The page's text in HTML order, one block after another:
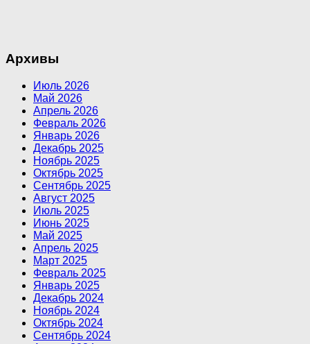
Архивы
Июль 2026
Май 2026
Апрель 2026
Февраль 2026
Январь 2026
Декабрь 2025
Ноябрь 2025
Октябрь 2025
Сентябрь 2025
Август 2025
Июль 2025
Июнь 2025
Май 2025
Апрель 2025
Март 2025
Февраль 2025
Январь 2025
Декабрь 2024
Ноябрь 2024
Октябрь 2024
Сентябрь 2024